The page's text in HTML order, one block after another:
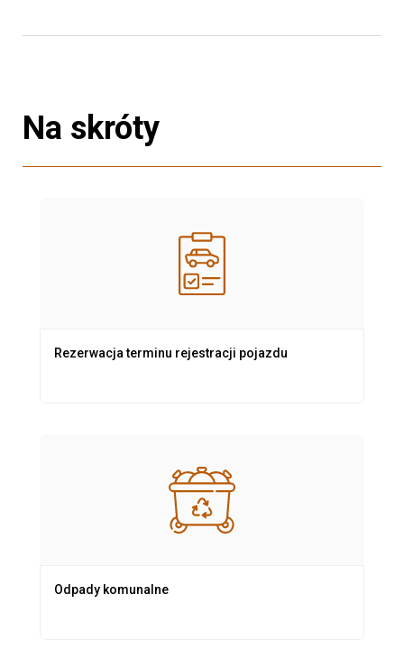
Na skróty
Rezerwacja terminu rejestracji pojazdu
Odpady komunalne